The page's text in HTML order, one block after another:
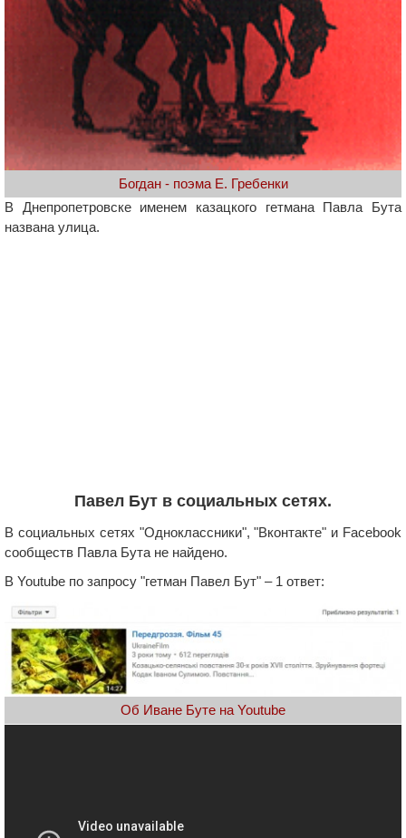
Богдан - поэма Е. Гребенки
В Днепропетровске именем казацкого гетмана Павла Бута
названа улица.
Павел Бут в социальных сетях.
В социальных сетях "Одноклассники", "Вконтакте" и Facebook
сообществ Павла Бута не найдено.
В Youtube по запросу "гетман Павел Бут" – 1 ответ:
Об Иване Буте на Youtube